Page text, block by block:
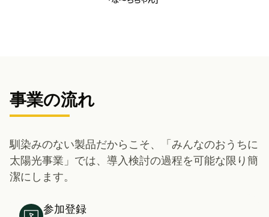
事業の流れ
馴染みのない製品だからこそ、「みんなのおうちに
太陽光事業」では、導入検討の過程を可能な限り簡
潔にします。
参加登録